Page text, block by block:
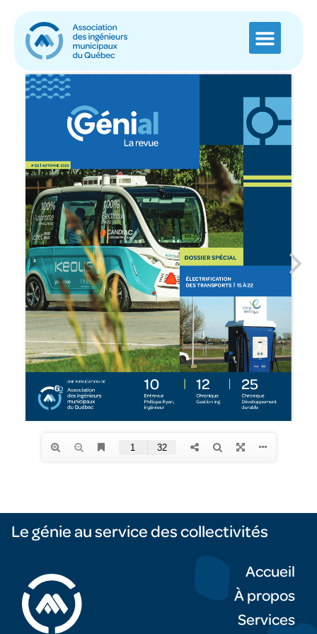
Le génie au service des collectivités
Accueil
À propos
Services